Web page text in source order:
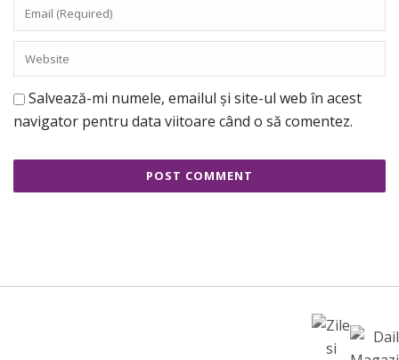
Salvează-mi numele, emailul și site-ul web în acest
navigator pentru data viitoare când o să comentez.